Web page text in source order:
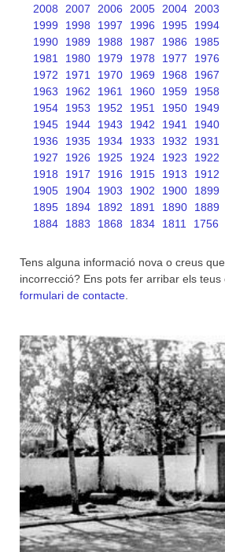
2008
2007 2006 2005 2004 2003
1999
1998 1997 1996 1995 1994
1990
1989 1988 1987 1986 1985
1981
1980 1979 1978 1977 1976
1972
1971 1970 1969 1968 1967
1963
1962 1961 1960 1959 1958
1954
1953 1952 1951 1950 1949
1945
1944 1943 1942 1941 1940
1936
1935 1934 1933 1932 1931
1927
1926 1925 1924 1923 1922
1918
1917 1916 1915 1913 1912
1905
1904 1903 1902 1900 1899
1895
1894 1892 1891 1890 1889
1884
1883 1868 1834 1811 1756
Tens alguna informació nova o creus
incorrecció? Ens pots fer arribar els
formulari de contacte.